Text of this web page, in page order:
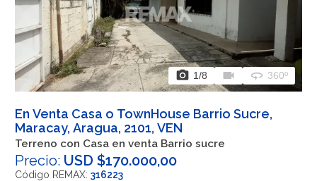
photo_camera 1/8 videocam 360 360º
En Venta Casa o TownHouse Barrio Sucre,
Maracay, Aragua, 2101, VEN
Terreno con Casa en venta Barrio sucre
Precio: USD $170.000,00
Código REMAX: 316223